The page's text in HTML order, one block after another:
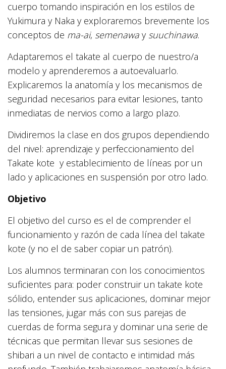
cuerpo tomando inspiración en los estilos de
Yukimura y Naka y exploraremos brevemente los
conceptos de ma-ai, semenawa y suuchinawa.
Adaptaremos el takate al cuerpo de nuestro/a
modelo y aprenderemos a autoevaluarlo.
Explicaremos la anatomía y los mecanismos de
seguridad necesarios para evitar lesiones, tanto
inmediatas de nervios como a largo plazo.
Dividiremos la clase en dos grupos dependiendo
del nivel: aprendizaje y perfeccionamiento del
Takate kote yestablecimiento de líneas por un
lado y aplicaciones en suspensión por otro lado.
Objetivo
El objetivo del curso es el de comprender el
funcionamiento y razón de cada línea del takate
kote (y no el de saber copiar un patrón).
Los alumnos terminaran con los conocimientos
suficientes para: poder construir un takate kote
sólido, entender sus aplicaciones, dominar mejor
las tensiones, jugar más con sus parejas de
cuerdas de forma segura y dominar una serie de
técnicas que permitan llevar sus sesiones de
shibari a un nivel de contacto e intimidad más